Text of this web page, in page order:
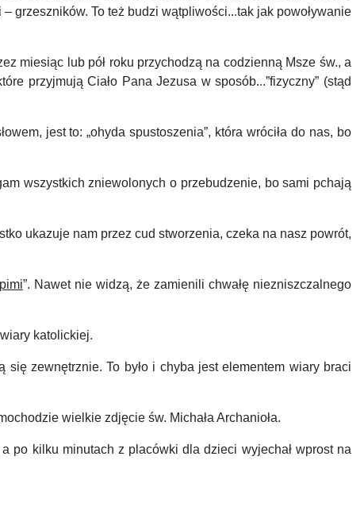
grzeszników. To też budzi wątpliwości...tak jak powoływanie
miesiąc lub pół roku przychodzą na codzienną Msze św., a
przyjmują Ciało Pana Jezusa w sposób...”fizyczny” (stąd
jest to: „ohyda spustoszenia”, która wróciła do nas, bo
wszystkich zniewolonych o przebudzenie, bo sami pchają
ukazuje nam przez cud stworzenia, czeka na nasz powrót,
”. Nawet nie widzą, że zamienili chwałę niezniszczalnego
katolickiej.
zewnętrznie. To było i chyba jest elementem wiary braci
wielkie zdjęcie św. Michała Archanioła.
po kilku minutach z placówki dla dzieci wyjechał wprost na